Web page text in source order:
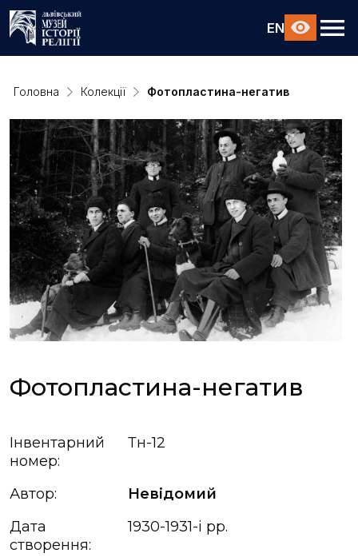
EN
Головна Колекції Фотопластина-негатив
Фотопластина-негатив
Інвентарний
номер:
Тн-12
Автор:
Невідомий
Дата
створення:
1930-1931-і рр.